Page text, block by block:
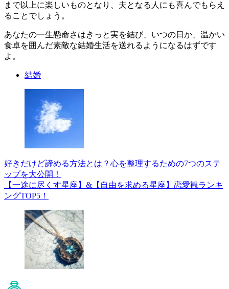
まで以上に楽しいものとなり、夫となる人にも喜んでもらえ
ることでしょう。
あなたの一生懸命さはきっと実を結び、いつの日か、温かい
食卓を囲んだ素敵な結婚生活を送れるようになるはずです
よ。
結婚
好きだけど諦める方法とは？心を整理するための7つのステ
ップを大公開！
【一途に尽くす星座】&【自由を求める星座】恋愛観ランキ
ングTOP5！